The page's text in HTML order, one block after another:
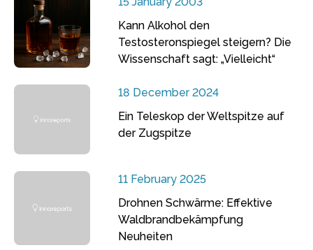
Kann Alkohol den
Testosteronspiegel steigern? Die
Wissenschaft sagt: „Vielleicht“
18 December 2024
Ein Teleskop der Weltspitze auf
der Zugspitze
11 February 2025
Drohnen Schwärme: Effektive
Waldbrandbekämpfung
Neuheiten